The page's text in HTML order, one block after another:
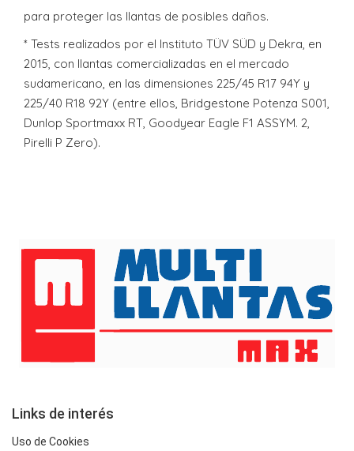
para proteger las llantas de posibles daños.
* Tests realizados por el Instituto TÜV SÜD y Dekra, en
2015, con llantas comercializadas en el mercado
sudamericano, en las dimensiones 225/45 R17 94Y y
225/40 R18 92Y (entre ellos, Bridgestone Potenza S001,
Dunlop Sportmaxx RT, Goodyear Eagle F1 ASSYM. 2,
Pirelli P Zero).
Links de interés
Uso de Cookies